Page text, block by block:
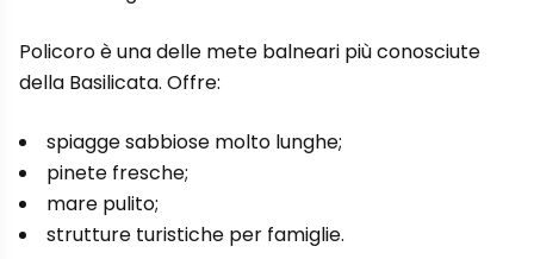
Policoro è una delle mete balneari più conosciute
della Basilicata. Offre:
spiagge sabbiose molto lunghe;
pinete fresche;
mare pulito;
strutture turistiche per famiglie.